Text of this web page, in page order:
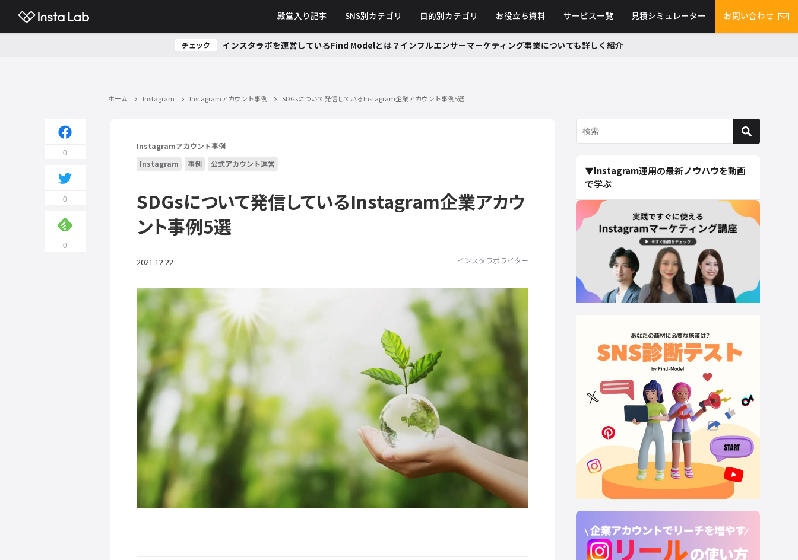
殿堂入り記事 SNS別カテゴリ 目的別カテゴリ お役立ち資料 サービス一覧 見積シミュレーター お問い合わせ
チェック インスタラボを運営しているFind Modelとは？インフルエンサーマーケティング事業についても詳しく紹介
ホーム Instagram Instagramアカウント事例 SDGsについて発信しているInstagram企業アカウント事例5選
0
0
0
Instagramアカウント事例
Instagram
事例 公式アカウント運営
SDGsについて発信しているInstagram企業アカウ
ント事例5選
2021.12.22 インスタラボライター
▼Instagram運用の最新ノウハウを動画
で学ぶ